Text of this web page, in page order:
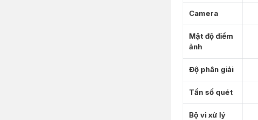
Camera
Mật độ điểm
ảnh
Độ phân giải
Tần số quét
Bộ vi xử lý